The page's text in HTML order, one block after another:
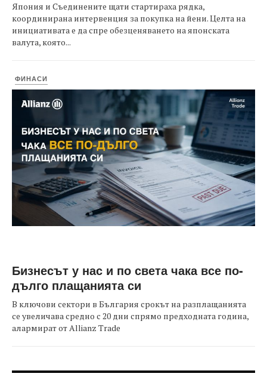
Япония и Съединените щати стартираха рядка,
координирана интервенция за покупка на йени. Целта на
инициативата е да спре обезценяването на японската
валута, която...
ФИНАСИ
Бизнесът у нас и по света чака все по-
дълго плащанията си
В ключови сектори в България срокът на разплащанията
се увеличава средно с 20 дни спрямо предходната година,
алармират от Allianz Trade